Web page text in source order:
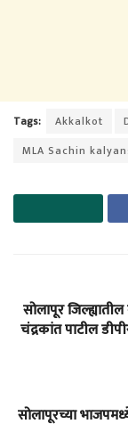
Tags: Akkalkot
MLA Sachin
सोलापूर
चंद्रकांत पाटील
सोलापूरच्या